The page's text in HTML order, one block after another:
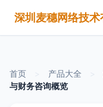
首页 产品大全
与财务咨询概览